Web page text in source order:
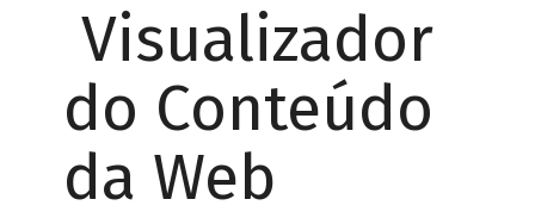
Visualizador
do Conteúdo
da Web